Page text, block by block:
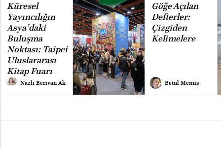
Küresel
Yayıncılığın
Asya’daki
Buluşma
Noktası: Taipei
Uluslararası
Kitap Fuarı
Nazlı Berivan Ak
Göğe Açılan
Defterler:
Çizgiden
Kelimelere
Betül Memiş